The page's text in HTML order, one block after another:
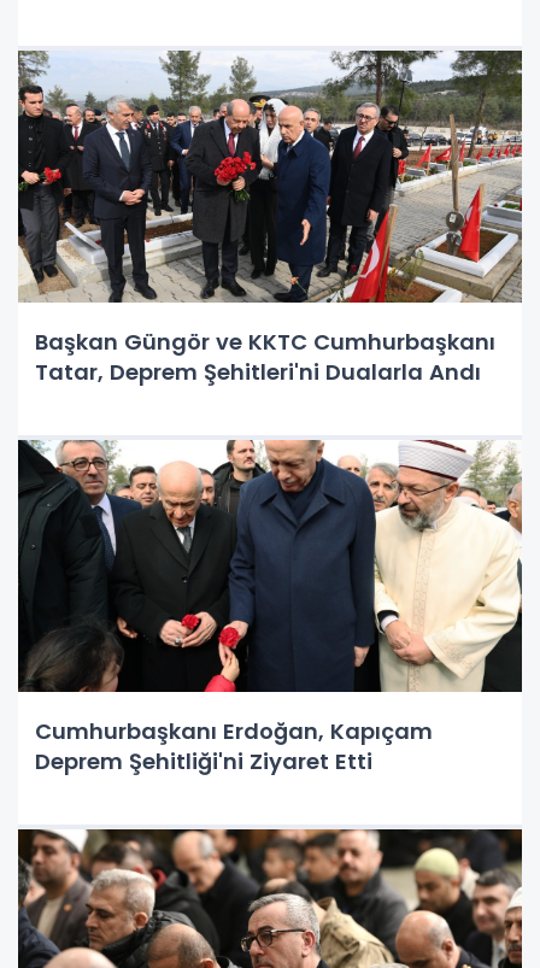
Başkan Güngör ve KKTC Cumhurbaşkanı
Tatar, Deprem Şehitleri'ni Dualarla Andı
Cumhurbaşkanı Erdoğan, Kapıçam
Deprem Şehitliği'ni Ziyaret Etti